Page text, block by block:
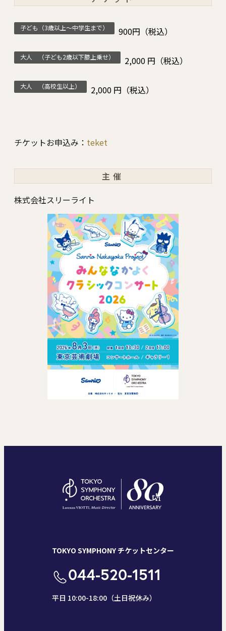
子ども（3歳以上～中学生まで） 900円（税込）
大人 （子ども2歳以下膝上乗せ） 2,000 円（税込）
大人 （高校生以上） 2,000 円（税込）
チケットお申込み： teket
主催
株式会社スリーライト
TOKYO SYMPHONY チケットセンター
044-520-1511
平日 10:00-18:00（土日祝休み）